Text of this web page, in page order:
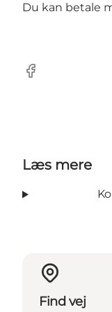
Du kan betale
Facebook
Læs mere
Find vej